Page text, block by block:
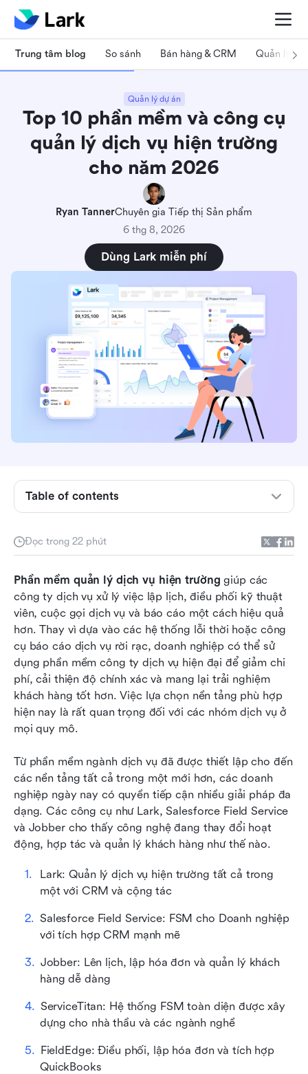
Trung tâm blog So sánh Bán hàng & CRM Quản lý dự
Quản lý dự án
Top 10 phần mềm và công cụ
quản lý dịch vụ hiện trường
cho năm 2026
Ryan TannerChuyên gia Tiếp thị Sản phẩm
6 thg 8, 2026
Dùng Lark miễn phí
Đọc trong 22 phút
Phần mềm quản lý dịch vụ hiện trường giúp các
công ty dịch vụ xử lý việc lập lịch, điều phối kỹ thuật
viên, cuộc gọi dịch vụ và báo cáo một cách hiệu quả
hơn. Thay vì dựa vào các hệ thống lỗi thời hoặc công
cụ báo cáo dịch vụ rời rạc, doanh nghiệp có thể sử
dụng phần mềm công ty dịch vụ hiện đại để giảm chi
phí, cải thiện độ chính xác và mang lại trải nghiệm
khách hàng tốt hơn. Việc lựa chọn nền tảng phù hợp
hiện nay là rất quan trọng đối với các nhóm dịch vụ ở
mọi quy mô.
Từ phần mềm ngành dịch vụ đã được thiết lập cho đến
các nền tảng tất cả trong một mới hơn, các doanh
nghiệp ngày nay có quyền tiếp cận nhiều giải pháp đa
dạng. Các công cụ như Lark, Salesforce Field Service
và Jobber cho thấy công nghệ đang thay đổi hoạt
động, hợp tác và quản lý khách hàng như thế nào.
Lark: Quản lý dịch vụ hiện trường tất cả trong
một với CRM và cộng tác
Salesforce Field Service: FSM cho Doanh nghiệp
với tích hợp CRM mạnh mẽ
Jobber: Lên lịch, lập hóa đơn và quản lý khách
hàng dễ dàng
ServiceTitan: Hệ thống FSM toàn diện được xây
dựng cho nhà thầu và các ngành nghề
FieldEdge: Điều phối, lập hóa đơn và tích hợp
QuickBooks
Table of contents
Phần mềm quản lý dịch vụ tại hiện trường là gì?
vụ tại trường tốt nhất
tốt nhất
Top 10 phần mềm quản lý dịch vụ tại hiện trường
vào năm 2025
Cách chọn phần mềm quản lý dịch vụ tại hiện
trường phù hợp
Câu hỏi thường gặp
Các bài đọc liên quan